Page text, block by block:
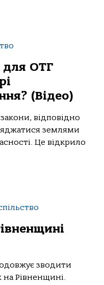
для ОТГ
(Відео)
відповідно
землями
Це відкрило
зводити
на Рівненщині.